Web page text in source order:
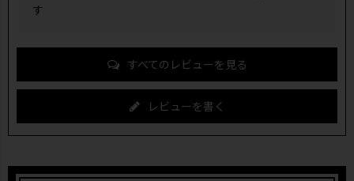
す
すべてのレビューを見る
レビューを書く